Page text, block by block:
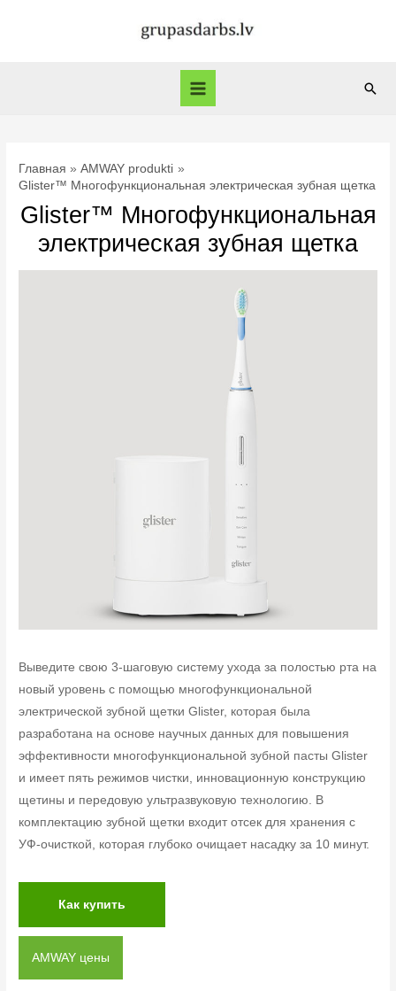
Main
Главная
AMWAY produkti
Glister™ Многофункциональная электрическая зубная щетка
Glister™ Многофункциональная
электрическая зубная щетка
Выведите свою 3-шаговую систему ухода за полостью рта на
новый уровень с помощью многофункциональной
электрической зубной щетки Glister, которая была
разработана на основе научных данных для повышения
эффективности многофункциональной зубной пасты Glister
и имеет пять режимов чистки, инновационную конструкцию
щетины и передовую ультразвуковую технологию. В
комплектацию зубной щетки входит отсек для хранения с
УФ-очисткой, которая глубоко очищает насадку за 10 минут.
Как купить
AMWAY цены